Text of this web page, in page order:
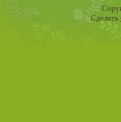
Сделать